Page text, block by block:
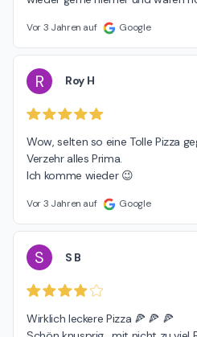
Vor 3 Jahren auf Google
R Roy H
Wow, selten so eine Tolle Pizza
Verzehr alles Prima.
Ich komme wieder 😉
Vor 3 Jahren auf Google
S S B
Wirklich leckere Pizza 🍕 🍕 🍕